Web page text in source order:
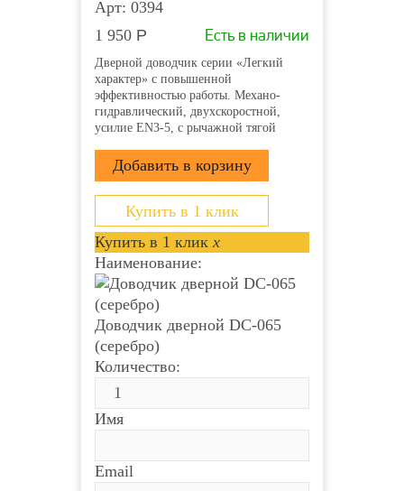
Арт: 0394
1 950 Р Есть в наличии
Дверной доводчик серии «Легкий
характер» с повышенной
эффективностью работы. Механо-
гидравлический, двухскоростной,
усилие EN3-5, с рычажной тягой
Купить в 1 клик
Купить в 1 клик x
Наименование:
Доводчик дверной DC-065
(серебро)
Количество:
Имя
Email